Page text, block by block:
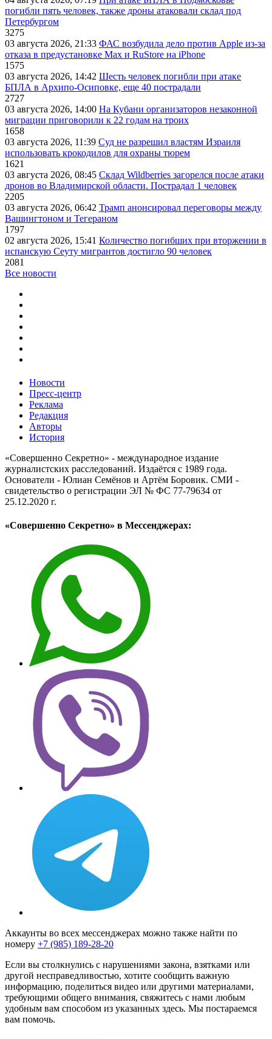
погибли пять человек, также дроны атаковали склад под
Петербургом
3275
03 августа 2026, 21:33 ФАС возбудила дело против Apple из-за
отказа в предустановке Max и RuStore на iPhone
1575
03 августа 2026, 14:42 Шесть человек погибли при атаке
БПЛА в Архипо-Осиповке, еще 40 пострадали
2727
03 августа 2026, 14:00 На Кубани организаторов незаконной
миграции приговорили к 22 годам на троих
1658
03 августа 2026, 11:39 Суд не разрешил властям Израиля
использовать крокодилов для охраны тюрем
1621
03 августа 2026, 08:45 Склад Wildberries загорелся после атаки
дронов во Владимирской области. Пострадал 1 человек
2205
03 августа 2026, 06:42 Трамп анонсировал переговоры между
Вашингтоном и Тегераном
1797
02 августа 2026, 15:41 Количество погибших при вторжении в
испанскую Сеуту мигрантов достигло 90 человек
2081
Все новости
Новости
Пресс-центр
Реклама
Редакция
Авторы
История
«Совершенно Секретно» - международное издание
журналистских расследований. Издаётся с 1989 года.
Основатели - Юлиан Семёнов и Артём Боровик. CМИ -
свидетельство о регистрации ЭЛ № ФС 77-79634 от
25.12.2020 г.
«Совершенно Секретно» в Мессенджерах:
Аккаунты во всех мессенджерах можно также найти по
номеру +7 (985) 189-28-20
Если вы столкнулись с нарушениями закона, взятками или
другой несправедливостью, хотите сообщить важную
информацию, поделиться видео или другими материалами,
требующими общего внимания, свяжитесь с нами любым
удобным вам способом из указанных здесь. Мы постараемся
вам помочь.